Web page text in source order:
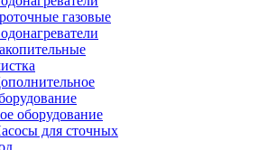
газовые
оборудование
для сточных